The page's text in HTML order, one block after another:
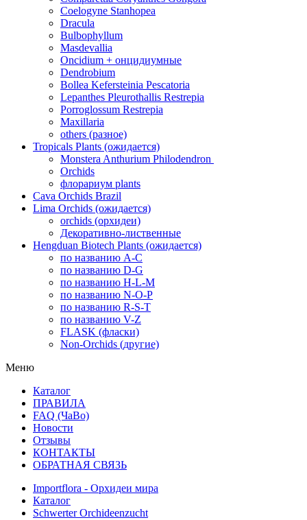
Coelogyne Stanhopea
Dracula
Bulbophyllum
Masdevallia
Oncidium + онцидиумные
Dendrobium
Bollea Kefersteinia Pescatoria
Lepanthes Pleurothallis Restrepia
Porroglossum Restrepia
Maxillaria
others (разное)
Tropicals Plants (ожидается)
​​​​​​​Monstera Anthurium Philodendron
Orchids
флорариум plants
Cava Orchids Brazil
Lima Orchids (ожидается)
orchids (орхидеи)
Декоративно-лиственные
Hengduan Biotech Plants (ожидается)
по названию A-C
по названию D-G
по названию H-L-M
по названию N-O-P
по названию R-S-T
по названию V-Z
FLASK (фласки)
Non-Orchids (другие)
Меню
Каталог
ПРАВИЛА
FAQ (ЧаВо)
Новости
Отзывы
КОНТАКТЫ
ОБРАТНАЯ СВЯЗЬ
Importflora - Орхидеи мира
Каталог
Schwerter Orchideenzucht